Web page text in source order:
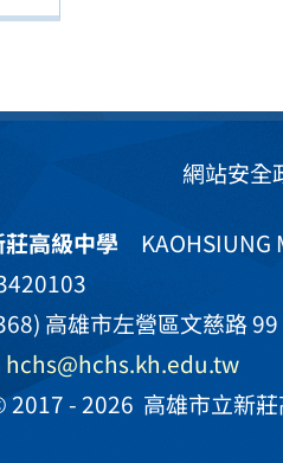
網站安全
高級中學KAOHSIUNG
高雄市左營區文慈路
hchs@hchs.kh.edu.tw
2017 - 2026 高雄市立新